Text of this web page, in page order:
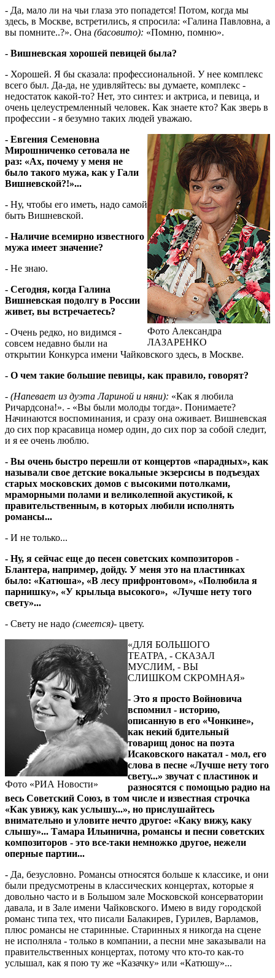
- Да, мало ли на чьи глаза это попадется! Потом, когда мы
здесь, в Москве, встретились, я спросила: «Галина Павловна, а
вы помните..?». Она (басовито): «Помню, помню».
- Вишневская хорошей певицей была?
- Хорошей. Я бы сказала: профессиональной. У нее комплекс
всего был. Да-да, не удивляйтесь: вы думаете, комплекс -
недостаток какой-то? Нет, это синтез: и актриса, и певица, и
очень целеустремленный человек. Как знаете кто? Как зверь в
профессии - я безумно таких людей уважаю.
Фото Александра
ЛАЗАРЕНКО
- Евгения Семеновна
Мирошниченко сетовала не
раз: «Ах, почему у меня не
было такого мужа, как у Гали
Вишневской?!»...
- Ну, чтобы его иметь, надо самой
быть Вишневской.
- Наличие всемирно известного
мужа имеет значение?
- Не знаю.
- Сегодня, когда Галина
Вишневская подолгу в России
живет, вы встречаетесь?
- Очень редко, но видимся -
совсем недавно были на
открытии Конкурса имени Чайковского здесь, в Москве.
- О чем такие большие певицы, как правило, говорят?
- (Напевает из дуэта Лариной и няни): «Как я любила
Ричардсона!». - «Вы были молоды тогда». Понимаете?
Начинаются воспоминания, и сразу она оживает. Вишневская
до сих пор красавица номер один, до сих пор за собой следит,
и я ее очень люблю.
- Вы очень быстро перешли от концертов «парадных», как
называли свое детские вокальные экзерсисы в подъездах
старых московских домов с высокими потолками,
мраморными полами и великолепной акустикой, к
правительственным, в которых любили исполнять
романсы...
- И не только...
- Ну, я сейчас еще до песен советских композиторов -
Блантера, например, дойду. У меня это на пластинках
было: «Катюша», «В лесу прифронтовом», «Полюбила я
парнишку», «У крыльца высокого», «Лучше нету того
свету»...
- Свету не надо (смеется)- цвету.
Фото «РИА Новости»
«ДЛЯ БОЛЬШОГО
ТЕАТРА, - СКАЗАЛ
МУСЛИМ, - ВЫ
СЛИШКОМ СКРОМНАЯ»
- Это я просто Войновича
вспомнил - историю,
описанную в его «Чонкине»,
как некий бдительный
товарищ донос на поэта
Исаковского накатал - мол, его
слова в песне «Лучше нету того
свету...» звучат с пластинок и
разносятся с помощью радио на
весь Советский Союз, в том числе и известная строчка
«Как увижу, как услышу...», но прислушайтесь
внимательно и уловите нечто другое: «Каку вижу, каку
слышу»... Тамара Ильинична, романсы и песни советских
композиторов - это все-таки немножко другое, нежели
оперные партии...
- Да, безусловно. Романсы относятся больше к классике, и они
были предусмотрены в классических концертах, которые я
довольно часто и в Большом зале Московской консерватории
давала, и в Зале имени Чайковского. Имею в виду городской
романс типа тех, что писали Балакирев, Гурилев, Варламов,
плюс романсы не старинные. Старинных я никогда на сцене
не исполняла - только в компании, а песни мне заказывали на
правительственных концертах, потому что кто-то как-то
услышал, как я пою ту же «Казачку» или «Катюшу»...